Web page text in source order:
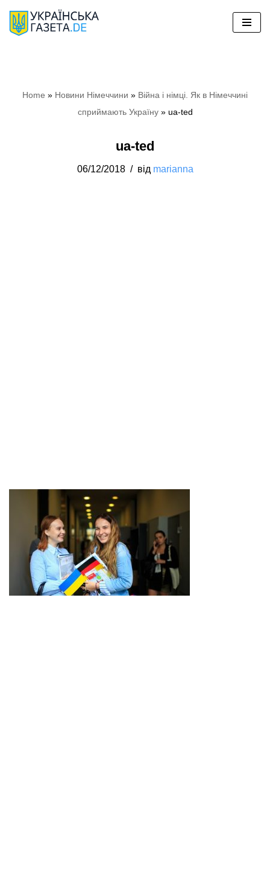
Перейти
Home » Новини Німеччини » Війна і німці. Як в Німеччині
сприймають Україну» ua-ted
ua-ted
06/12/2018 від marianna